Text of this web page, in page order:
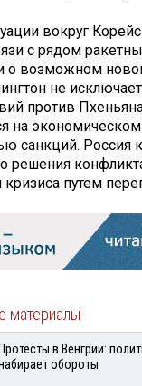
вокруг
с рядом
о возможном
не
против
на
санкций. Россия
решения
кризиса путем
материалы
Протесты в Венгрии:
обороты